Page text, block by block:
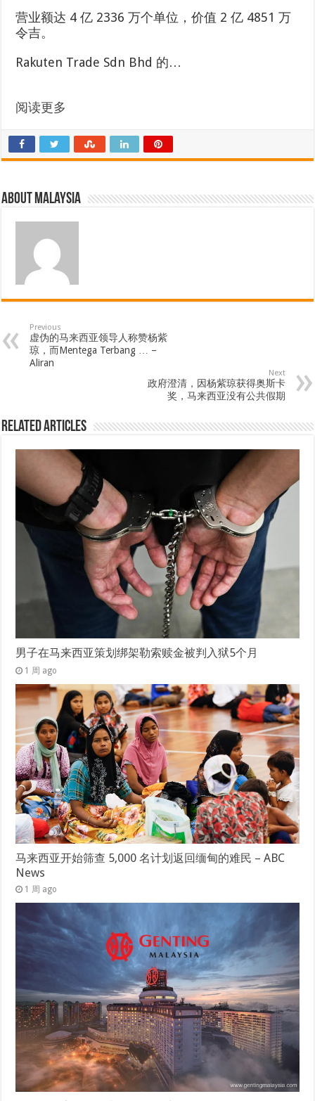
营业额达 4 亿 2336 万个单位，价值 2 亿 4851 万
令吉。
Rakuten Trade Sdn Bhd 的…
阅读更多
About Malaysia
Previous
虚伪的马来西亚领导人称赞杨紫
琼，而Mentega Terbang … –
Aliran
Next
政府澄清，因杨紫琼获得奥斯卡
奖，马来西亚没有公共假期
Related Articles
男子在马来西亚策划绑架勒索赎金被判入狱5个月
1 周 ago
马来西亚开始筛查 5,000 名计划返回缅甸的难民 – ABC
News
1 周 ago